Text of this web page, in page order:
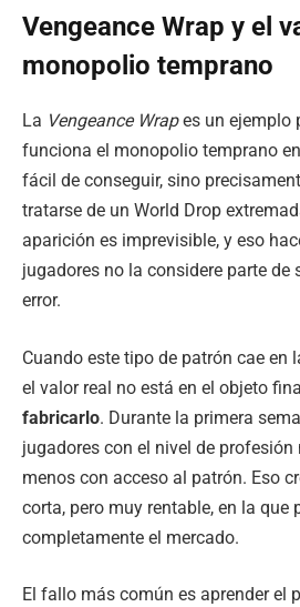
Vengeance Wrap y el
monopolio temprano
La Vengeance Wrapes un ejemplo
funciona el monopolio temprano
fácil de conseguir, sino
tratarse de un World Drop
aparición es imprevisible, y eso
jugadores no la considere parte de
error.
Cuando este tipo de patrón cae en
el valor real no está en el objeto
fabricarlo. Durante la primera
jugadores con el nivel de profesión
menos con acceso al patrón. Eso
corta, pero muy rentable, en la que
completamente el mercado.
El fallo más común es aprender el